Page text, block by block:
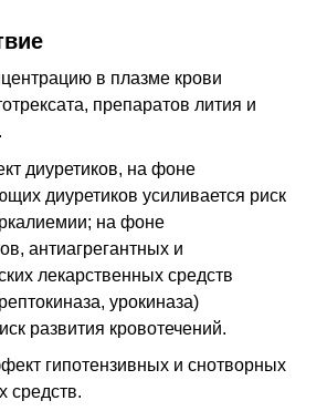
в плазме крови
препаратов лития и
диуретиков, на фоне
диуретиков усиливается риск
на фоне
антиагрегантных и
лекарственных средств
урокиназа)
развития кровотечений.
гипотензивных и снотворных
средств.